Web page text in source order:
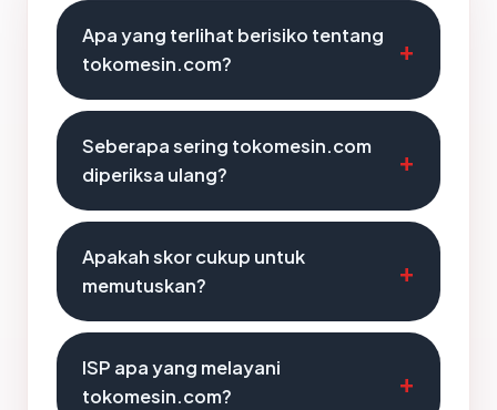
Apa yang terlihat berisiko tentang
tokomesin.com?
Seberapa sering tokomesin.com
diperiksa ulang?
Apakah skor cukup untuk
memutuskan?
ISP apa yang melayani
tokomesin.com?